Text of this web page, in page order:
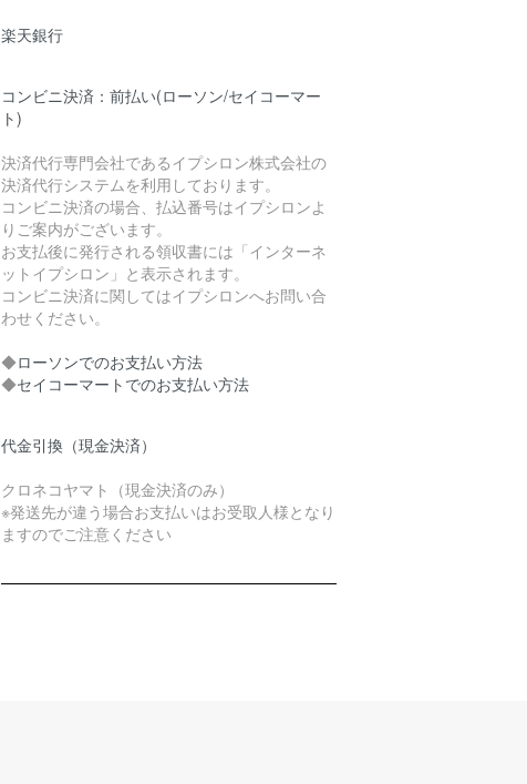
楽天銀行
コンビニ決済：前払い(ローソン/セイコーマー
ト)
決済代行専門会社であるイプシロン株式会社の
決済代行システムを利用しております。
コンビニ決済の場合、払込番号はイプシロンよ
りご案内がございます。
お支払後に発行される領収書には「インターネ
ットイプシロン」と表示されます。
コンビニ決済に関してはイプシロンへお問い合
わせください。
◆ローソンでのお支払い方法
◆セイコーマートでのお支払い方法
代金引換（現金決済）
クロネコヤマト（現金決済のみ）
※発送先が違う場合お支払いはお受取人様となり
ますのでご注意ください